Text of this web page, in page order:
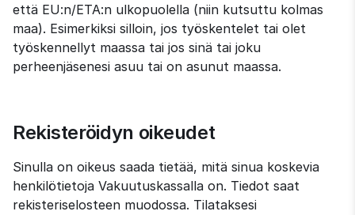
että EU:n/ETA:n ulkopuolella (niin kutsuttu kolmas
maa). Esimerkiksi silloin, jos työskentelet tai olet
työskennellyt maassa tai jos sinä tai joku
perheenjäsenesi asuu tai on asunut maassa.
Rekisteröidyn oikeudet
Sinulla on oikeus saada tietää, mitä sinua koskevia
henkilötietoja Vakuutuskassalla on. Tiedot saat
rekisteriselosteen muodossa. Tilataksesi